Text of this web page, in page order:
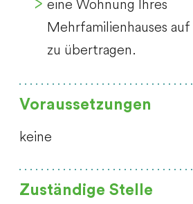
eine Wohnung Ihres
Mehrfamilienhauses
zu übertragen.
Voraussetzungen
keine
Zuständige Stelle